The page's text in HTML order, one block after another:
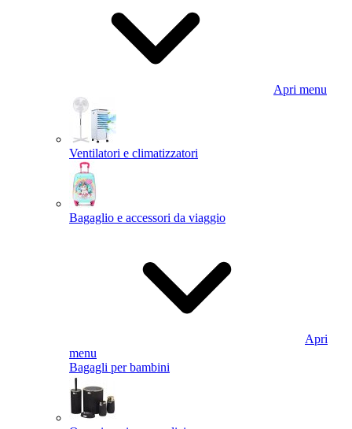
Apri menu
Ventilatori e climatizzatori
Bagaglio e accessori da viaggio
Apri
menu
Bagagli per bambini